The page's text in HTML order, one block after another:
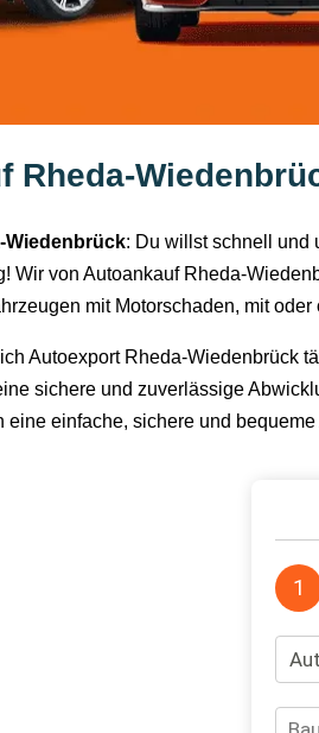
Rheda-
Wiedenbrück: Du willst schnell und
Wir von Autoankauf Rheda-
mit Motorschaden, mit oder
Autoexport Rheda-Wiedenbrück
sichere und zuverlässige
eine einfache, sichere und